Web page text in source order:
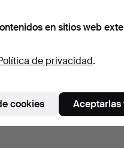
en sitios web
de privacidad.
cookies Aceptarlas